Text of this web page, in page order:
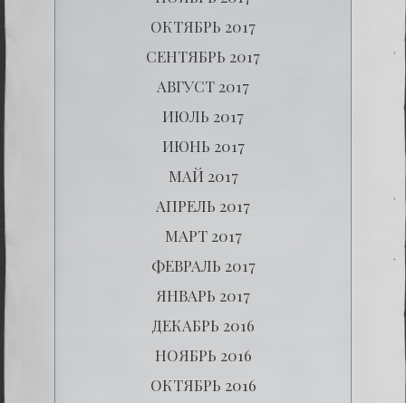
ОКТЯБРЬ 2017
СЕНТЯБРЬ 2017
АВГУСТ 2017
ИЮЛЬ 2017
ИЮНЬ 2017
МАЙ 2017
АПРЕЛЬ 2017
МАРТ 2017
ФЕВРАЛЬ 2017
ЯНВАРЬ 2017
ДЕКАБРЬ 2016
НОЯБРЬ 2016
ОКТЯБРЬ 2016